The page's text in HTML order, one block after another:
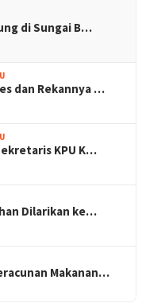
di Sungai B…
dan Rekannya …
KPU K…
Dilarikan ke…
Makanan…